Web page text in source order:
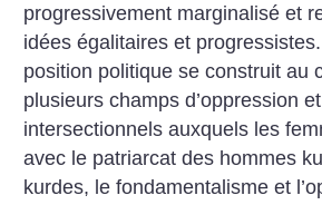
progressivement marginalisé et
idées égalitaires et
position politique se construit au
plusieurs champs d’oppression
intersectionnels auxquels les
avec le patriarcat des hommes
kurdes, le fondamentalisme et